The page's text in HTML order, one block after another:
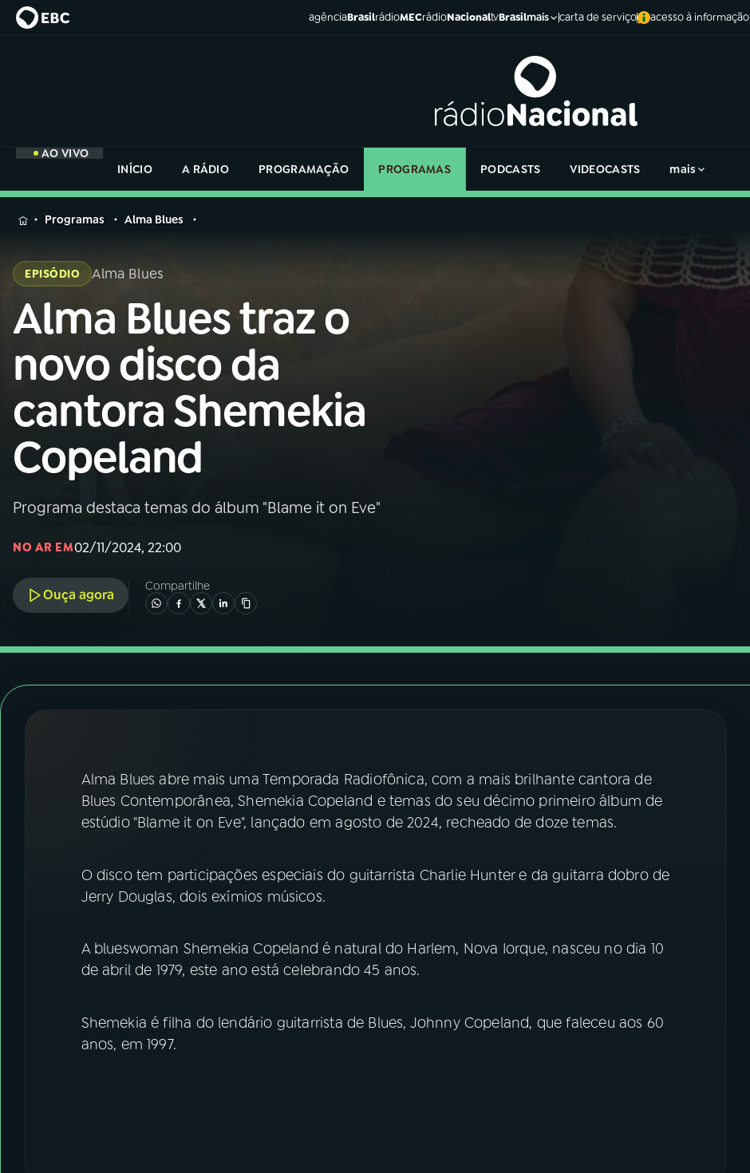
agênciaBrasilrádioMECrádioNacionaltvBrasilmais carta de serviço acesso à informação
AO VIVO
INÍCIO
A RÁDIO PROGRAMAÇÃO PROGRAMAS PODCASTS VIDEOCASTS mais
MENU
Buscar
na
Rádio
Nacional
AO VIVO
01INÍCIO
02A RÁDIO
03PROGRAMAÇÃO
05PODCASTS
FESTIVAL DE MÚSICA
ACOMPANHE A RÁDIO NACIONAL
Instagram X
na
Rádio
Programas Alma Blues
EPISÓDIO Alma Blues
Alma Blues traz o
novo disco da
cantora Shemekia
Copeland
Programa destaca temas do álbum "Blame it on Eve"
NO AR EM02/11/2024, 22:00
Ouça agora
Compartilhe
Alma Blues abre mais uma Temporada Radiofônica, com a mais brilhante cantora de
Blues Contemporânea, Shemekia Copeland e temas do seu décimo primeiro álbum de
estúdio "Blame it on Eve", lançado em agosto de 2024, recheado de doze temas.
O disco tem participações especiais do guitarrista Charlie Hunter e da guitarra dobro de
Jerry Douglas, dois exímios músicos.
A blueswoman Shemekia Copeland é natural do Harlem, Nova Iorque, nasceu no dia 10
de abril de 1979, este ano está celebrando 45 anos.
Shemekia é filha do lendário guitarrista de Blues, Johnny Copeland, que faleceu aos 60
anos, em 1997.